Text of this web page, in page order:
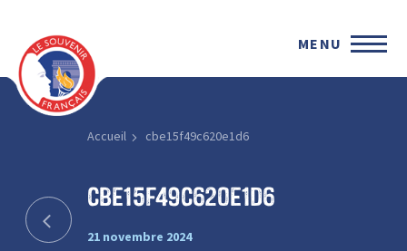
MENU
Accueil cbe15f49c620e1d6
cbe15f49c620e1d6
21 novembre 2024